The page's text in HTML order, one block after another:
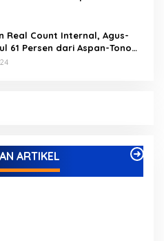
Real Count Internal, Agus-
61 Persen dari Aspan-Tono
ARTIKEL
Suka Jaya
INFORMASI, OPINI DAN
PERISTIWA